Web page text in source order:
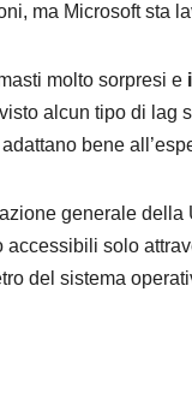
ma Microsoft sta
molto sorpresi e
alcun tipo di lag
bene
generale
accessibili solo
del sistema